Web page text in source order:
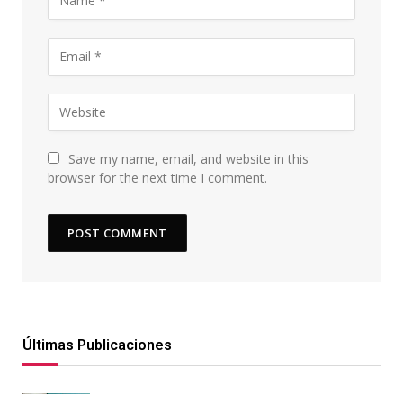
Save my name, email, and website in this
browser for the next time I comment.
Últimas Publicaciones